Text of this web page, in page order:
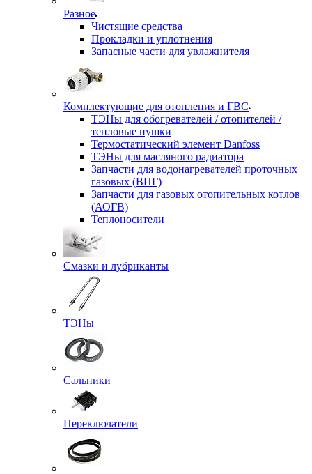
Разное
Чистящие средства
Прокладки и уплотнения
Запасные части для увлажнителя
Комплектующие для отопления и ГВС
ТЭНы для обогревателей / отопителей /
тепловые пушки
Термостатический элемент Danfoss
ТЭНы для масляного радиатора
Запчасти для водонагревателей проточных
газовых (ВПГ)
Запчасти для газовых отопительных котлов
(АОГВ)
Теплоносители
Смазки и лубриканты
ТЭНы
Сальники
Переключатели